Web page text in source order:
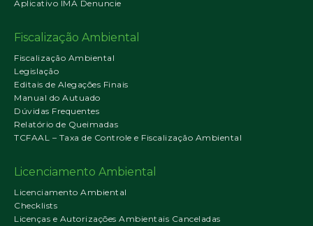
Aplicativo IMA Denuncie
Fiscalização Ambiental
Fiscalização Ambiental
Legislação
Editais de Alegações Finais
Manual do Autuado
Dúvidas Frequentes
Relatório de Queimadas
TCFAAL – Taxa de Controle e Fiscalização Ambiental
Licenciamento Ambiental
Licenciamento Ambiental
Checklists
Licenças e Autorizações Ambientais Canceladas